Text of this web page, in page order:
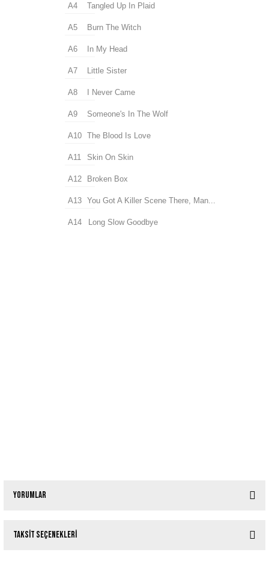
A4 Tangled Up In Plaid
A5 Burn The Witch
A6 In My Head
A7 Little Sister
A8 I Never Came
A9 Someone's In The Wolf
A10 The Blood Is Love
A11 Skin On Skin
A12 Broken Box
A13 You Got A Killer Scene There, Man...
A14 Long Slow Goodbye
Yorumlar
Taksit Seçenekleri